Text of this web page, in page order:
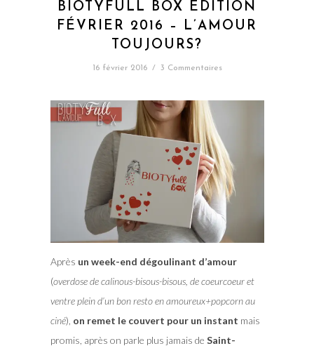
BIOTYFULL BOX EDITION
FÉVRIER 2016 – L’AMOUR
TOUJOURS?
16 février 2016 / 3 Commentaires
Après un week-end dégoulinant d’amour
(overdose de calinous-bisous-bisous, de coeurcoeur et
ventre plein d’un bon resto en amoureux+popcorn au
ciné), on remet le couvert pour un instant mais
promis, après on parle plus jamais de Saint-